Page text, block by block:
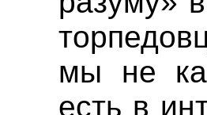
мы не
есть в